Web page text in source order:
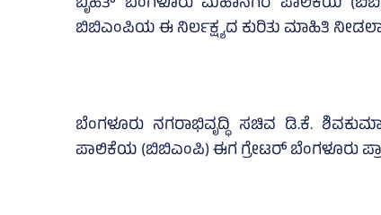
ಬಿಬಿಎಂಪಿಯ ಈ ನಿರ್ಲಕ್ಷ್ಯದ ಕುರಿತು ಮಾಹಿತಿ
ಬೆಂಗಳೂರು ನಗರಾಭಿವೃದ್ಧಿ ಸಚಿವ ಡಿ.ಕೆ.
ಪಾಲಿಕೆಯ (ಬಿಬಿಎಂಪಿ) ಈಗ ಗ್ರೇಟರ್ ಬೆಂಗಳೂರು